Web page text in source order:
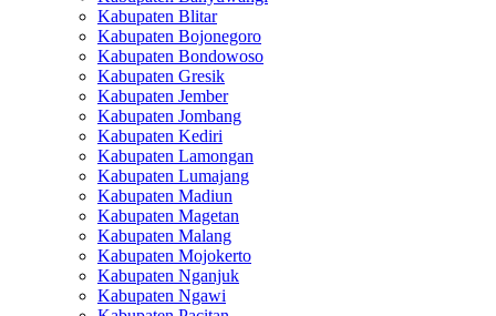
Kabupaten Blitar
Kabupaten Bojonegoro
Kabupaten Bondowoso
Kabupaten Gresik
Kabupaten Jember
Kabupaten Jombang
Kabupaten Kediri
Kabupaten Lamongan
Kabupaten Lumajang
Kabupaten Madiun
Kabupaten Magetan
Kabupaten Malang
Kabupaten Mojokerto
Kabupaten Nganjuk
Kabupaten Ngawi